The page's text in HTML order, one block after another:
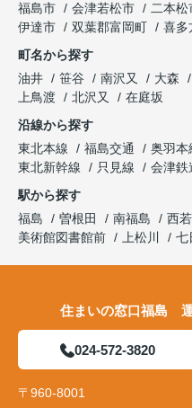
福島市
会津若松市 二本松
伊達市
双葉郡富岡町 喜多
町名から探す
油井
笹谷 南沢又 大森
上鳥渡
北沢又
在庭坂
沿線から探す
東北本線
福島交通 奥羽本
東北新幹線
只見線 会津鉄
駅から探す
福島
曽根田 南福島 西
美術館図書館前
上松川 七
住まいの窓口福島
024-572-3820
〒960-8001